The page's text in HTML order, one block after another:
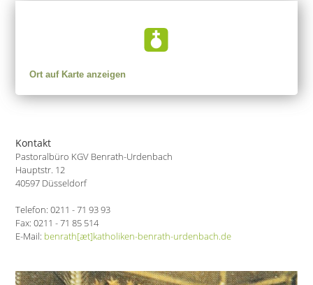
Ort auf Karte anzeigen
Kontakt
Pastoralbüro KGV Benrath-Urdenbach
Hauptstr. 12
40597 Düsseldorf
Telefon: 0211 - 71 93 93
Fax: 0211 - 71 85 514
E-Mail: benrath[æt]katholiken-benrath-urdenbach.de